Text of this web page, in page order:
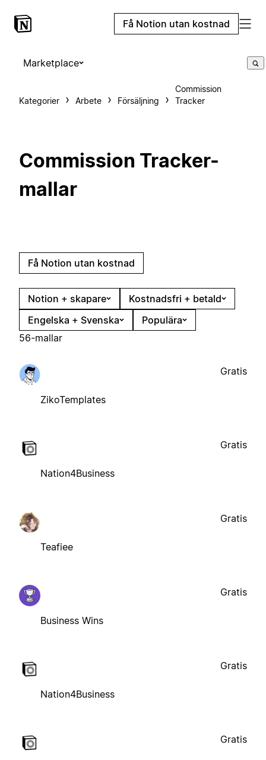
Få Notion utan kostnad
Marketplace
Kategorier Arbete Försäljning
Commission
Tracker
Commission Tracker-
mallar
Få Notion utan kostnad
Notion + skapare
Kostnadsfri + betald
Engelska + Svenska
Populära
56-mallar
ZikoTemplates
Gratis
Nation4Business
Gratis
Teafiee
Gratis
Business Wins
Gratis
Nation4Business
Gratis
Gratis